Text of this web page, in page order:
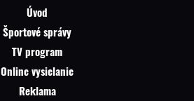
Úvod
Športové správy
TV program
Online vysielanie
Reklama